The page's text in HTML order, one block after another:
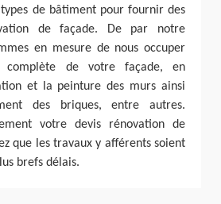
de bâtiment pour fournir des
de façade. De par notre
en mesure de nous occuper
de votre façade, en
et la peinture des murs ainsi
des briques, entre autres.
votre devis rénovation de
que les travaux y afférents soient
brefs délais.